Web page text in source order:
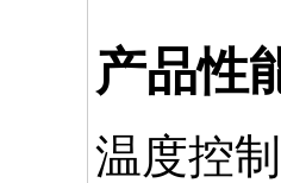
产品性
温度控